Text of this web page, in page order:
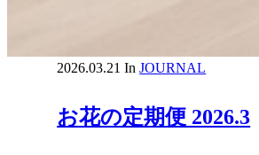
2026.03.21 In JOURNAL
お花の定期便 2026.3